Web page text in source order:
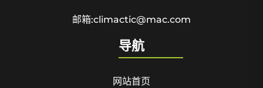
邮箱:climactic@mac.com
导航
网站首页